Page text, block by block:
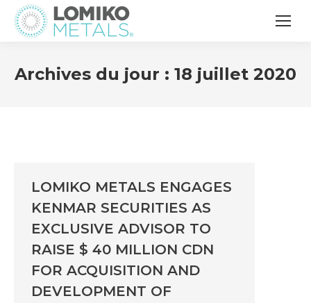
Archives du jour : 18 juillet 2020
LOMIKO METALS ENGAGES
KENMAR SECURITIES AS
EXCLUSIVE ADVISOR TO
RAISE $ 40 MILLION CDN
FOR ACQUISITION AND
DEVELOPMENT OF